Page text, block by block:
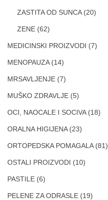
ZASTITA OD SUNCA (20)
ZENE (62)
MEDICINSKI PROIZVODI (7)
MENOPAUZA (14)
MRSAVLJENJE (7)
MUŠKO ZDRAVLJE (5)
OCI, NAOCALE I SOCIVA (18)
ORALNA HIGIJENA (23)
ORTOPEDSKA POMAGALA (81)
OSTALI PROIZVODI (10)
PASTILE (6)
PELENE ZA ODRASLE (19)